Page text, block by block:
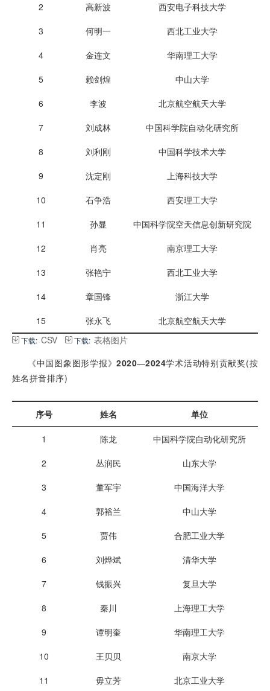
2
高新波
西安电子科技大学
3
何明一
西北工业大学
4
金连文
华南理工大学
5
赖剑煌
中山大学
6
李波
北京航空航天大学
7
刘成林
中国科学院自动化研究所
8
刘利刚
中国科学技术大学
9
沈定刚
上海科技大学
10
石争浩
西安理工大学
11
孙显
中国科学院空天信息创新研究院
12
肖亮
南京理工大学
13
张艳宁
西北工业大学
14
章国锋
浙江大学
15
张永飞 北京航空航天大学
下载: CSV 下载: 表格图片
《中国图象图形学报》2020—2024学术活动特别贡献奖(按
姓名拼音排序)
序号 姓名 单位
1 陈龙
中国科学院自动化研究所
2
丛润民
山东大学
3
董军宇
中国海洋大学
4
郭裕兰
中山大学
5
贾伟
合肥工业大学
6
刘烨斌
清华大学
7
钱振兴
复旦大学
8
秦川
上海理工大学
9
谭明奎
华南理工大学
10
王贝贝
南京大学
11
毋立芳 北京工业大学